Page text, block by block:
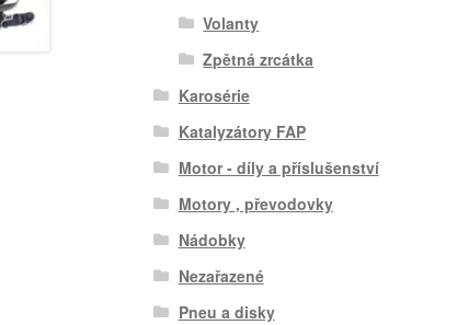
Volanty
Zpětná zrcátka
Karosérie
Katalyzátory FAP
Motor - díly a příslušenství
Motory , převodovky
Nádobky
Nezařazené
Pneu a disky